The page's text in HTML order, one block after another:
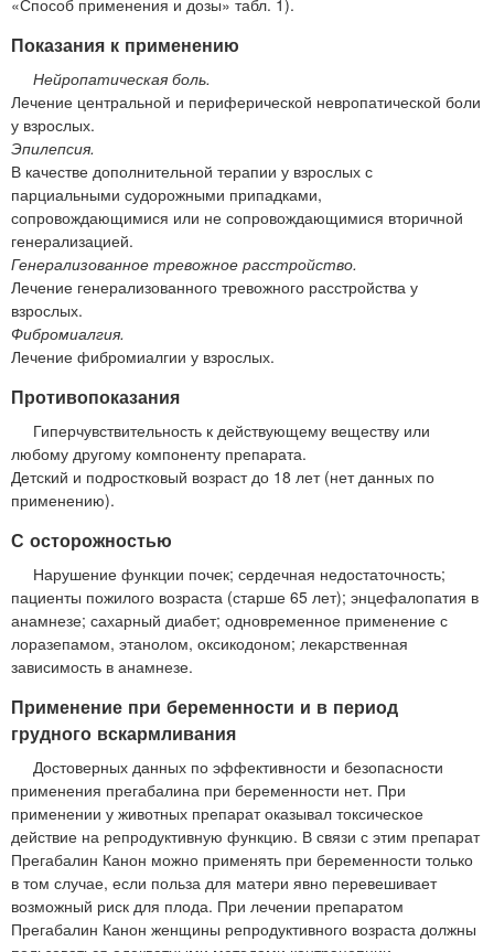
Показания к применению
Нейропатическая боль.
Лечение центральной и периферической невропатической боли
у взрослых.
Эпилепсия.
В качестве дополнительной терапии у взрослых с
парциальными судорожными припадками,
сопровождающимися или не сопровождающимися вторичной
генерализацией.
Генерализованное тревожное расстройство.
Лечение генерализованного тревожного расстройства у
взрослых.
Фибромиалгия.
Лечение фибромиалгии у взрослых.
Противопоказания
Гиперчувствительность к действующему веществу или
любому другому компоненту препарата.
Детский и подростковый возраст до 18 лет (нет данных по
применению).
С осторожностью
Нарушение функции почек; сердечная недостаточность;
пациенты пожилого возраста (старше 65 лет); энцефалопатия в
анамнезе; сахарный диабет; одновременное применение с
лоразепамом, этанолом, оксикодоном; лекарственная
зависимость в анамнезе.
Применение при беременности и в период
грудного вскармливания
Достоверных данных по эффективности и безопасности
применения прегабалина при беременности нет. При
применении у животных препарат оказывал токсическое
действие на репродуктивную функцию. В связи с этим препарат
Прегабалин Канон можно применять при беременности только
в том случае, если польза для матери явно перевешивает
возможный риск для плода. При лечении препаратом
Прегабалин Канон женщины репродуктивного возраста должны